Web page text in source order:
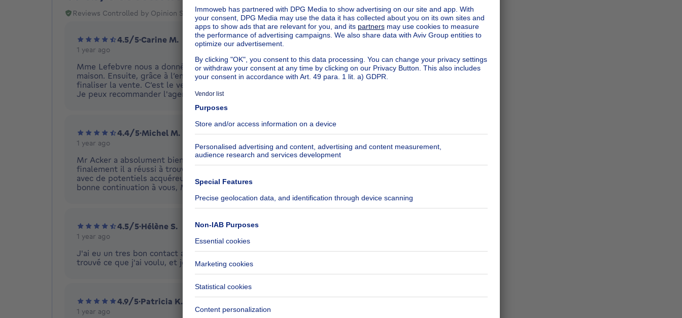
Reviews Controlled by Opinion System
4.5/5·Carine M.
1 year ago
Mme Lefebvre nous a donné une estimation très réaliste pour la vente de notre
maison. Ensuite, grâce à l’engagement professionnel de M. Acker, nous avons pu
finaliser la vente. C’est le vendeur ‘pur sang’ qui essaie de trouver un consensus idéal.
Je peux recommander l'agence Renier comme la meilleure à Anderlecht.
4.4/5·Michel M.
More actions
1 year ago
Mr Acker a absolument bien fait passer les messages qu'on lui avait communiqué et
finalement il a réussi à trouver les bons acquéreurs en gardant un contact permanent
avec de potentiels acquéreurs pendant des mois de négociations. Grand merci et
bonne continuation à vous, Mr Acker, et à votre agence !
4.5/5·Hélène S.
1 year ago
J'ai eu un tres bon contact avec l'agence, ils étaient très disponibles et souriants, j'ai
trouvé ce que j'ai voulu, et je leur remercie.
4.9/5·Patricia K.
1 year ago